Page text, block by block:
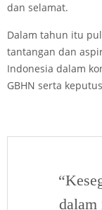
dan selamat.
Dalam tahun itu
tantangan dan
Indonesia dalam
GBHN serta
dalam